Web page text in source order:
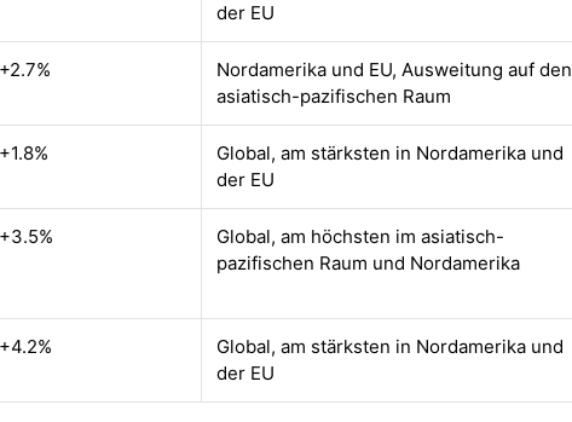
der EU
+2.7%
Nordamerika und EU, Ausweitung auf den
asiatisch-pazifischen Raum
+1.8%
Global, am stärksten in Nordamerika und
der EU
+3.5%
Global, am höchsten im asiatisch-
pazifischen Raum und Nordamerika
+4.2%
Global, am stärksten in Nordamerika und
der EU